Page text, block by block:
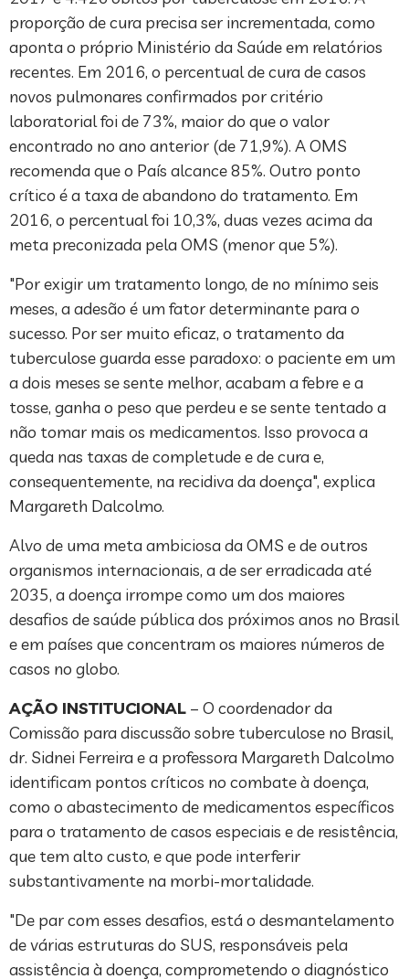
proporção de cura precisa ser incrementada, como
aponta o próprio Ministério da Saúde em relatórios
recentes. Em 2016, o percentual de cura de casos
novos pulmonares confirmados por critério
laboratorial foi de 73%, maior do que o valor
encontrado no ano anterior (de 71,9%). A OMS
recomenda que o País alcance 85%. Outro ponto
crítico é a taxa de abandono do tratamento. Em
2016, o percentual foi 10,3%, duas vezes acima da
meta preconizada pela OMS (menor que 5%).
"Por exigir um tratamento longo, de no mínimo seis
meses, a adesão é um fator determinante para o
sucesso. Por ser muito eficaz, o tratamento da
tuberculose guarda esse paradoxo: o paciente em um
a dois meses se sente melhor, acabam a febre e a
tosse, ganha o peso que perdeu e se sente tentado a
não tomar mais os medicamentos. Isso provoca a
queda nas taxas de completude e de cura e,
consequentemente, na recidiva da doença", explica
Margareth Dalcolmo.
Alvo de uma meta ambiciosa da OMS e de outros
organismos internacionais, a de ser erradicada até
2035, a doença irrompe como um dos maiores
desafios de saúde pública dos próximos anos no Brasil
e em países que concentram os maiores números de
casos no globo.
AÇÃO INSTITUCIONAL – O coordenador da
Comissão para discussão sobre tuberculose no Brasil,
dr. Sidnei Ferreira e a professora Margareth Dalcolmo
identificam pontos críticos no combate à doença,
como o abastecimento de medicamentos específicos
para o tratamento de casos especiais e de resistência,
que tem alto custo, e que pode interferir
substantivamente na morbi-mortalidade.
"De par com esses desafios, está o desmantelamento
de várias estruturas do SUS, responsáveis pela
assistência à doença, comprometendo o diagnóstico